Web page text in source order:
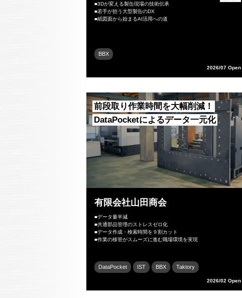
■3Dが変える製缶現場の技術伝承
■若手が担う大型製缶のDX
■紙図面から始まるAI活用への道
BBX
2026/07 Open
前段取り作業時間を大幅削減！
DataPocketによるデータ一元化
有限会社山田商会
■データ量半減
■共通部品管理のストレスゼロ化
■データ作成・検索時間を９割カット
■作業の移管がスムーズに進む職場環境を実現
DataPocket IST BBX Taktory
2026/02 Open